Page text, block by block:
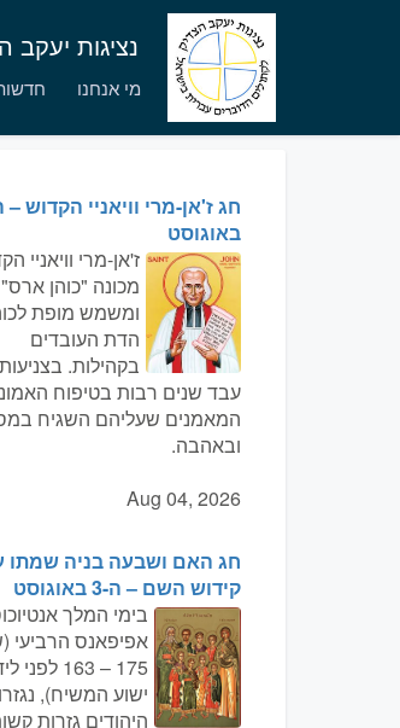
נציגות
מי אנחנו
באוגוסט
ז'אן-מרי וויאניי
מכונה "כוהן ארס"
ומשמש מופת
הדת העובדים
בקהילות.
עבד שנים רבות בטיפוח
המאמנים שעליהם השגיח
ובאהבה.
Aug 04, 2026
חג האם ושבעה בניה שמתו
קידוש השם – ה-3 באוגוסט
בימי המלך
אפיפאנס הרביעי
175 – 163
ישוע המשיח),
היהודים גזרות